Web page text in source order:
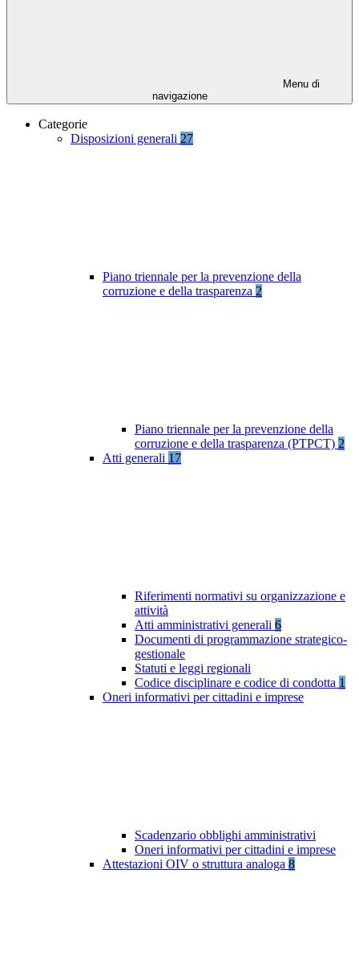
Menu di
navigazione
Categorie
Disposizioni generali 27
Piano triennale per la prevenzione della
corruzione e della trasparenza 2
Piano triennale per la prevenzione della
corruzione e della trasparenza (PTPCT) 2
Atti generali 17
Riferimenti normativi su organizzazione e
attività
Atti amministrativi generali 6
Documenti di programmazione strategico-
gestionale
Statuti e leggi regionali
Codice disciplinare e codice di condotta 1
Oneri informativi per cittadini e imprese
Scadenzario obblighi amministrativi
Oneri informativi per cittadini e imprese
Attestazioni OIV o struttura analoga 8